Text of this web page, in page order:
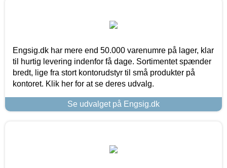
Engsig.dk har mere end 50.000 varenumre på lager, klar
til hurtig levering indenfor få dage. Sortimentet spænder
bredt, lige fra stort kontorudstyr til små produkter på
kontoret. Klik her for at se deres udvalg.
Se udvalget på Engsig.dk